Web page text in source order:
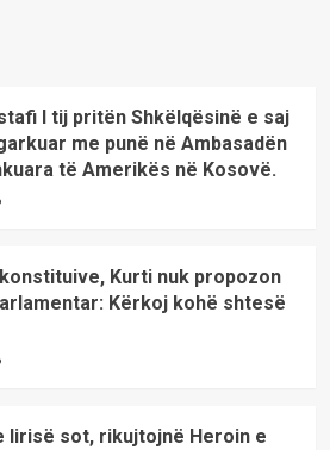
I tij pritën Shkëlqësinë e saj
me punë në Ambasadën
të Amerikës në Kosovë.
Kurti nuk propozon
Kërkoj kohë shtesë
sot, rikujtojnë Heroin e